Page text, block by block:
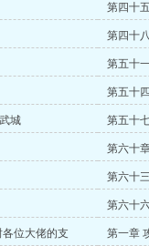
第四十
第四十
第五十
一会还有
第五十
城 第五十
第六十
第六十
第六十
位大佬的支
第一章